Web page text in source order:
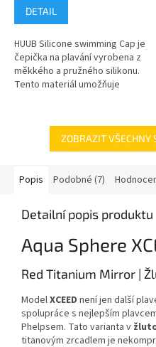
DETAIL
HUUB Silicone swimming Cap je
čepička na plavání vyrobena z
měkkého a pružného silikonu.
Tento materiál umožňuje
ochranu...
ZOBRAZIT VŠECHNY
Popis Podobné (7)
Detailní popis produktu
Aqua Sphere
Red Titanium Mirror |
ModelXCEED není jen další
spolupráce s nejlepším
Phelpsem. Tato varianta v
titanovým zrcadlem je